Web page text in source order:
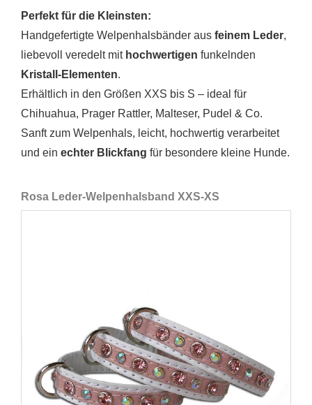
Perfekt für die Kleinsten:
Handgefertigte Welpenhalsbänder aus feinem Leder,
liebevoll veredelt mithochwertigen funkelnden
Kristall-Elementen.
Erhältlich in den Größen XXS bis S – ideal für
Chihuahua, Prager Rattler, Malteser, Pudel & Co.
Sanft zum Welpenhals, leicht, hochwertig verarbeitet
und ein echter Blickfang für besondere kleine Hunde.
Rosa Leder-Welpenhalsband XXS-XS